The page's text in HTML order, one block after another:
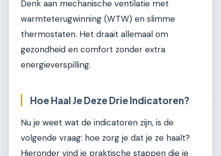
Denk aan mechanische ventilatie met
warmteterugwinning (WTW) en slimme
thermostaten. Het draait allemaal om
gezondheid en comfort zonder extra
energieverspilling.
Hoe Haal Je Deze Drie Indicatoren?
Nu je weet wat de indicatoren zijn, is de
volgende vraag: hoe zorg je dat je ze haalt?
Hieronder vind je praktische stappen die je